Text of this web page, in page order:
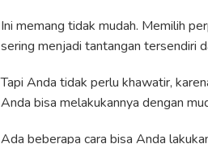
Ini memang tidak mudah. Memilih
sering menjadi tantangan tersendiri
Tapi Anda tidak perlu khawatir,
Anda bisa melakukannya dengan
Ada beberapa cara bisa Anda